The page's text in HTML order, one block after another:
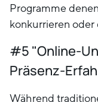
Programme
konkurrieren oder
#5 "Online-
Präsenz-
Während